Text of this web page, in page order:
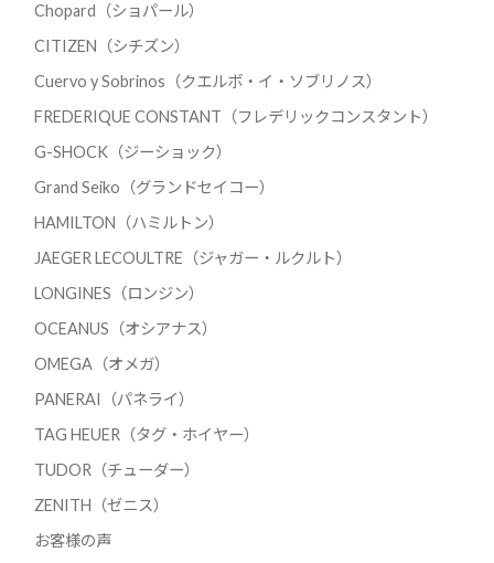
Chopard（ショパール）
CITIZEN（シチズン）
Cuervo y Sobrinos（クエルボ・イ・ソブリノス）
FREDERIQUE CONSTANT（フレデリックコンスタント）
G-SHOCK（ジーショック）
Grand Seiko（グランドセイコー）
HAMILTON（ハミルトン）
JAEGER LECOULTRE（ジャガー・ルクルト）
LONGINES（ロンジン）
OCEANUS（オシアナス）
OMEGA（オメガ）
PANERAI（パネライ）
TAG HEUER（タグ・ホイヤー）
TUDOR（チューダー）
ZENITH（ゼニス）
お客様の声